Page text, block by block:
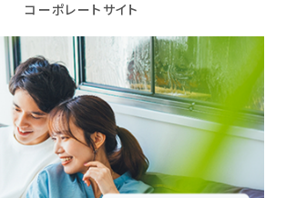
コーポレートサイト